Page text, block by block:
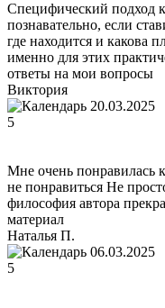
Специфический подход
познавательно, если
где находится и какова
именно для этих
ответы на мои вопросы
Виктория
20.03.2025
5
Мне очень понравилась
не понравиться Не
философия автора
материал
Наталья П.
06.03.2025
5